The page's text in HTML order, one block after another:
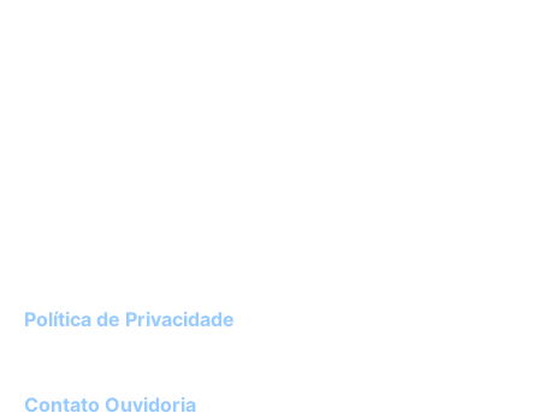
Política de Privacidade
Contato Ouvidoria